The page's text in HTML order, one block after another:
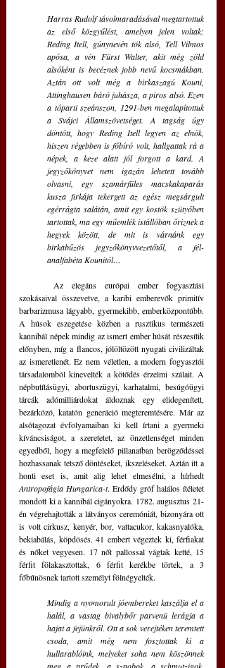
Harras Rudolf távolmaradásával megtartottuk
az első közgyűlést, amelyen jelen voltak:
Reding Itell, gúnynevén tök alsó, Tell Vilmos
apósa, a vén Fürst Walter, akit még zöld
alsóként is becéznek jobb nevű kocsmákban.
Aztán ott volt még a birkaszagú Kouni,
Attinghausen báró juhásza, a piros alsó. Ezen
a tóparti szeánszon, 1291-ben megalapítottuk
a Svájci Államszövetséget. A tagság úgy
döntött, hogy Reding Itell legyen az elnök,
hiszen régebben is főbíró volt, hallgattak rá a
népek, a keze alatt jól forgott a kard. A
jegyzőkönyvet nem igazán lehetett tovább
olvasni, egy szamárfüles macskakaparás
kusza firkája tekergett az egész megsárgult
egérrágta salátán, amit egy kostök szütyőben
tartottak, ma egy műemlék istállóban őriznek a
hegyek között, de mit is várnánk egy
birkabűzös jegyzőkönyvvezetőtől, a fél-
analfabéta Kounitól…
szokásaival összevetve, a karibi emberevők primitív
barbarizmusa lágyabb, gyermekibb, emberközpontúbb.
A húsok eszegetése közben a rusztikus természeti
kannibál népek mindig az ismert ember húsát részesítik
előnyben, míg a flancos, jólöltözött nyugati civilizáltak
az ismeretlenét. Ez nem véletlen, a modern fogyasztói
társadalomból kinevelték a kötődés érzelmi szálait. A
népbutításügyi, abortuszügyi, karhatalmi, besúgóügyi
tárcák adómilliárdokat áldoznak egy elidegenített,
bezárkózó, katatón generáció megteremtésére. Már az
alsótagozat évfolyamaiban ki kell írtani a gyermeki
kíváncsiságot, a szeretetet, az önzetlenséget minden
egyedből, hogy a megfelelő pillanatban berögződéssel
hozhassanak tetsző döntéseket, ikszeléseket. Aztán itt a
Antropofágia Hungarica-t. Erdődy gróf halálos ítéletet
mondott ki a kannibál cigányokra. 1782. augusztus 21-
én végrehajtották a látványos ceremóniát, bizonyára ott
is volt cirkusz, kenyér, bor, vattacukor, kakasnyalóka,
bekiabálás, köpdösés. 41 embert végeztek ki, férfiakat
és nőket vegyesen. 17 nőt pallossal vágtak ketté, 15
férfit fölakasztottak, 6 férfit kerékbe törtek, a 3
főbűnösnek tartott személyt fölnégyelték.
Mindig a nyomorult jóembereket kaszálja el a
halál, a vastag bivalybőr parvenü lerágja a
hajat a fejünkről. Ott a sok verejtéken teremtett
csoda, amit még nem fosztottak ki a
hullarablóink, melyeket soha nem köszönnek